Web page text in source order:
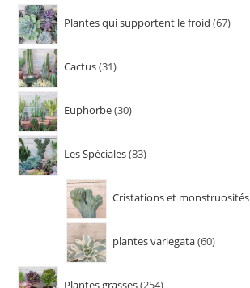
Plantes qui supportent le froid 67
Cactus 31
Euphorbe 30
Les Spéciales 83
Cristations et monstruosités
plantes variegata 60
Plantes grasses 254